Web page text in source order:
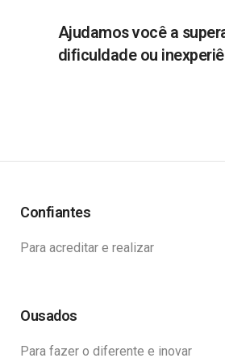
Ajudamos você a
dificuldade ou
Confiantes
Para acreditar e realizar
Ousados
Para fazer o diferente e inovar